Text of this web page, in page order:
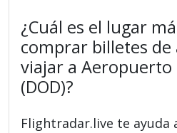
¿Cuál es el lugar
comprar billetes de
viajar a Aeropuerto
(DOD)?
Flightradar.live te ayuda